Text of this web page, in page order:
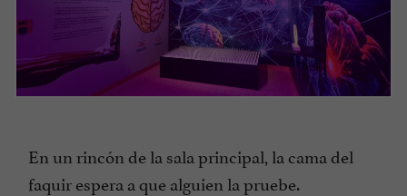
En un rincón de la sala principal, la cama del
faquir espera a que alguien la pruebe.